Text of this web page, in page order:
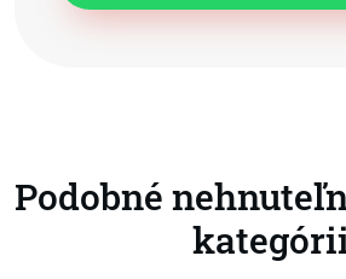
Podobné